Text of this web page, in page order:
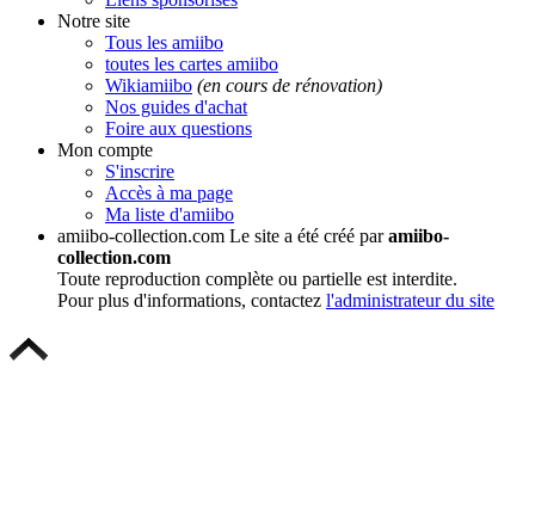
Notre site
Tous les amiibo
toutes les cartes amiibo
Wikiamiibo (en cours de rénovation)
Nos guides d'achat
Foire aux questions
Mon compte
S'inscrire
Accès à ma page
Ma liste d'amiibo
amiibo-collection.com Le site a été créé paramiibo-
collection.com
Toute reproduction complète ou partielle est interdite.
Pour plus d'informations, contactez l'administrateur du site